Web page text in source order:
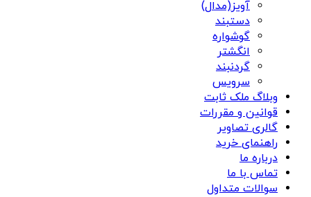
آویز(مدال)
دستبند
گوشواره
انگشتر
گردنبند
سرویس
وبلاگ ملک ثابت
قوانین و مقررات
گالری تصاویر
راهنمای خرید
درباره ما
تماس با ما
سوالات متداول